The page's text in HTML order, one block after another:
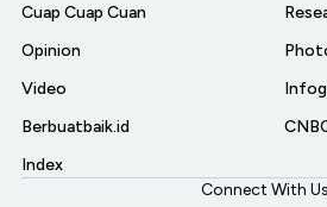
Cuap Cuap Cuan
Opinion
Video
Berbuatbaik.id
Index
Connect With